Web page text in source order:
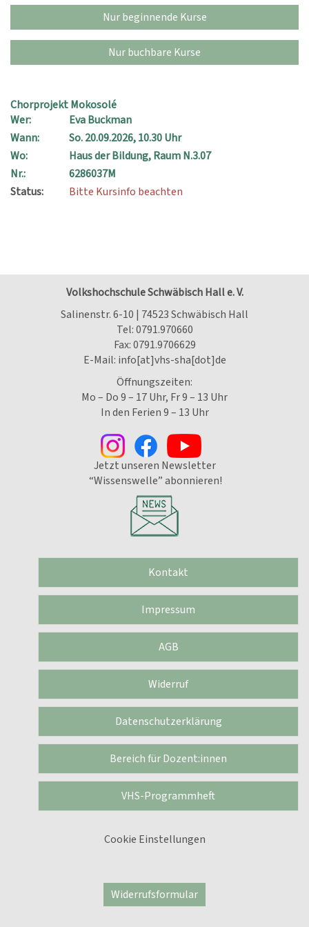
Nur beginnende Kurse
Nur buchbare Kurse
Chorprojekt Mokosolé
Wer:
Eva Buckman
Wann:
So.20.09.2026, 10.30 Uhr
Wo:
Haus der Bildung, Raum N.3.07
Nr.:
6286037M
Status:
Bitte Kursinfo beachten
Volkshochschule Schwäbisch Hall e. V.
Salinenstr. 6-10 | 74523 Schwäbisch Hall
Tel:0791.970660
Fax: 0791.9706629
E-Mail: info[at]vhs-sha[dot]de
Öffnungszeiten:
Mo – Do 9 – 17 Uhr, Fr 9 – 13 Uhr
In den Ferien 9 – 13 Uhr
Jetzt unseren Newsletter
“Wissenswelle” abonnieren!
Kontakt
Impressum
AGB
Widerruf
Datenschutzerklärung
Bereich für Dozent:innen
VHS-Programmheft
Cookie Einstellungen
Widerrufsformular